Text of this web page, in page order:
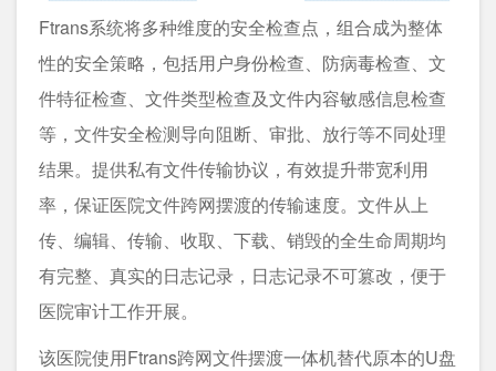
Ftrans系统将多种维度的安全检查点，组合成为整体
性的安全策略，包括用户身份检查、防病毒检查、文
件特征检查、文件类型检查及文件内容敏感信息检查
等，文件安全检测导向阻断、审批、放行等不同处理
结果。提供私有文件传输协议，有效提升带宽利用
率，保证医院文件跨网摆渡的传输速度。文件从上
传、编辑、传输、收取、下载、销毁的全生命周期均
有完整、真实的日志记录，日志记录不可篡改，便于
医院审计工作开展。
该医院使用Ftrans跨网文件摆渡一体机替代原本的U盘